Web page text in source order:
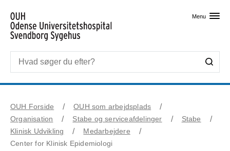
Menu
OUH Forside
OUH som arbejdsplads
Organisation
Stabe og serviceafdelinger
Stabe
Klinisk Udvikling
Medarbejdere
Center for Klinisk Epidemiologi